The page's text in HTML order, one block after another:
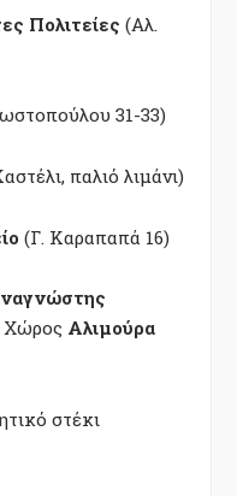
Πολιτείες (Αλ.
31-33)
παλιό λιμάνι)
(Γ. Καραπαπά 16)
Χώρος Αλιμούρα
στέκι